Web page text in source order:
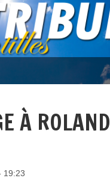
À ROLAND
19:23